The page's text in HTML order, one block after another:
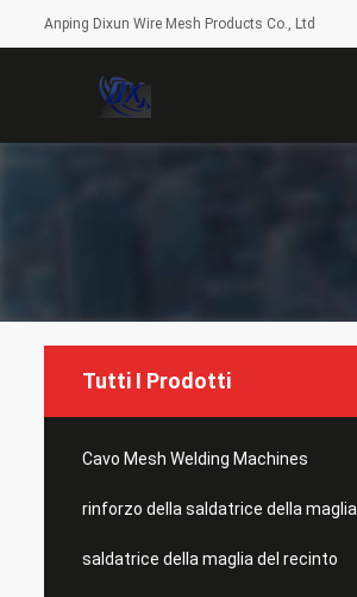
Anping Dixun Wire Mesh Products Co., Ltd
Tutti I Prodotti
Cavo Mesh Welding Machines
rinforzo della saldatrice della maglia
saldatrice della maglia del recinto